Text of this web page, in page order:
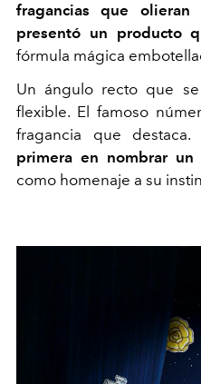
fragancias que
presentó un producto
fórmula mágica
Un ángulo recto que
flexible. El famoso
fragancia que destaca.
primera en nombrar
como homenaje a su